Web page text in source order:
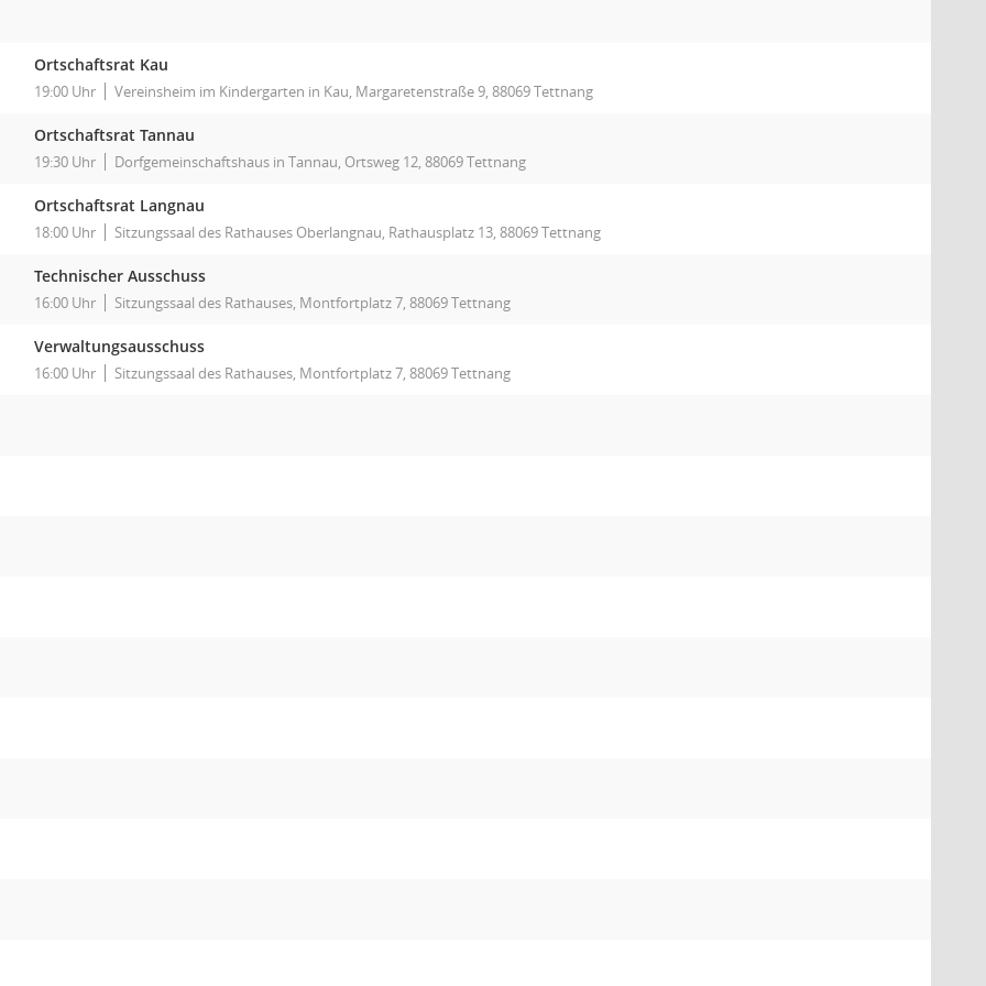
Ortschaftsrat Kau
19:00 Uhr Vereinsheim im Kindergarten in Kau, Margaretenstraße 9, 88069 Tettnang
Ortschaftsrat Tannau
19:30 Uhr Dorfgemeinschaftshaus in Tannau, Ortsweg 12, 88069 Tettnang
Ortschaftsrat Langnau
18:00 Uhr Sitzungssaal des Rathauses Oberlangnau, Rathausplatz 13, 88069 Tettnang
Technischer Ausschuss
16:00 Uhr Sitzungssaal des Rathauses, Montfortplatz 7, 88069 Tettnang
Verwaltungsausschuss
16:00 Uhr Sitzungssaal des Rathauses, Montfortplatz 7, 88069 Tettnang